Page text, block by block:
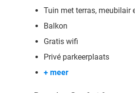
Tuin met terras, meubilair
Balkon
Gratis wifi
Privé parkeerplaats
+ meer